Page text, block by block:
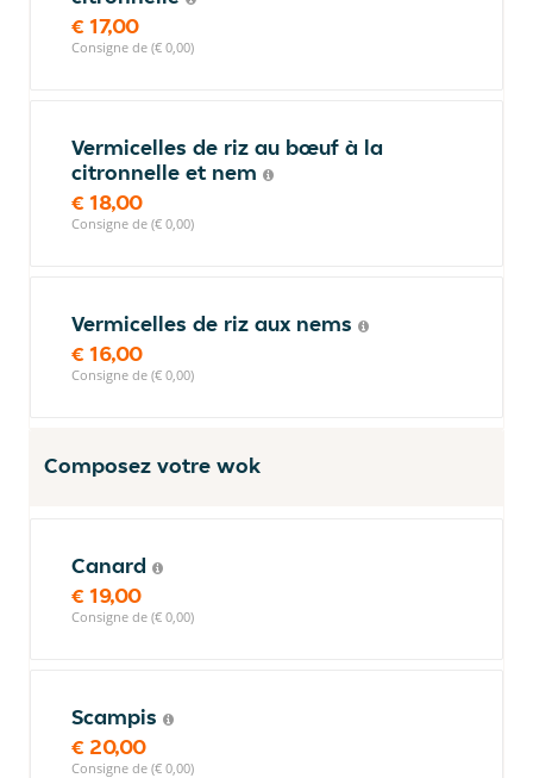
€ 17,00
Consigne de (€ 0,00)
Vermicelles de riz au bœuf à la
citronnelle et nem
€ 18,00
Consigne de (€ 0,00)
Vermicelles de riz aux nems
€ 16,00
Consigne de (€ 0,00)
Composez votre wok
Canard
€ 19,00
Consigne de (€ 0,00)
Scampis
€ 20,00
Consigne de (€ 0,00)